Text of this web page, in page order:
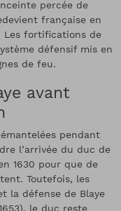
percée de
française en
Les fortifications de
défensif mis en
de feu.
avant
pendant
l’arrivée du duc de
1630 pour que de
Toutefois, les
la défense de Blaye
le duc reste